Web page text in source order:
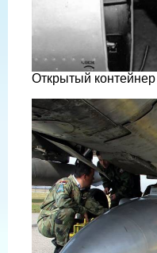
Открытый